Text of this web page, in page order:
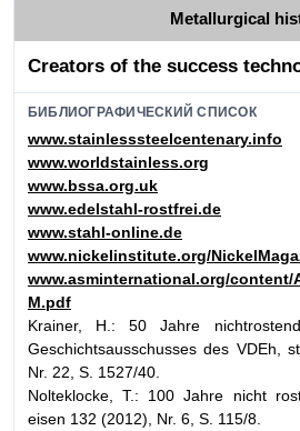
Metallurgical
Creators of the success
БИБЛИОГРАФИЧЕСКИЙ СПИСОК
www.stainlesssteelcentenary.info
www.worldstainless.org
www.bssa.org.uk
www.edelstahl-rostfrei.de
www.stahl-online.de
www.nickelinstitute.org/
www.asminternational.org/content/
M.pdf
Krainer, H.: 50 Jahre
Geschichtsausschusses des VDEh,
Nr. 22, S. 1527/40.
Nolteklocke, T.: 100 Jahre nicht
eisen 132 (2012), Nr. 6, S. 115/8.